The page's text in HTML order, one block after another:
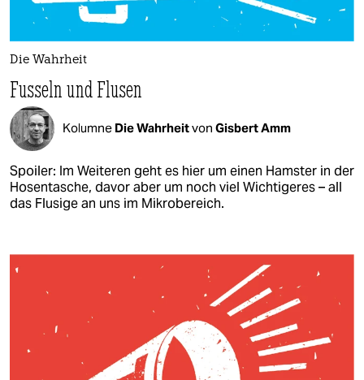
Die Wahrheit
Fusseln und Flusen
Kolumne Die Wahrheitvon Gisbert Amm
Spoiler: Im Weiteren geht es hier um einen Hamster in der
Hosentasche, davor aber um noch viel Wichtigeres – all
das Flusige an uns im Mikrobereich.